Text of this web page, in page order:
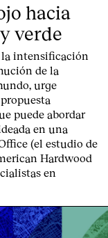
hacia
verde
la intensificación
de la
urge
puede abordar
en una
(el estudio de
Hardwood
en